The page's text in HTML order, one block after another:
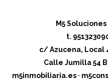
M5
t.
c/ Azucena, Local
Calle Jumilla 54
m5inmobiliaria.es·